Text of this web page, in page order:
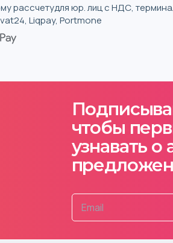
рассчетудля юр. лиц с НДС,
Liqpay, Portmone
чтобы
узнавать о